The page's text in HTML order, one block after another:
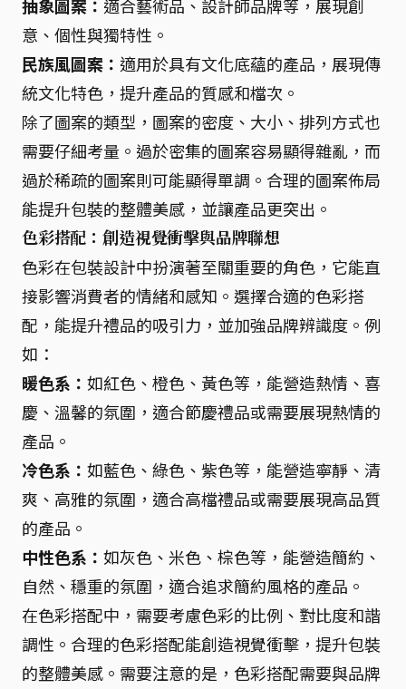
抽象圖案： 適合藝術品、設計師品牌等，展現創
意、個性與獨特性。
民族風圖案： 適用於具有文化底蘊的產品，展現傳
統文化特色，提升產品的質感和檔次。
除了圖案的類型，圖案的密度、大小、排列方式也
需要仔細考量。過於密集的圖案容易顯得雜亂，而
過於稀疏的圖案則可能顯得單調。合理的圖案佈局
能提升包裝的整體美感，並讓產品更突出。
色彩搭配：創造視覺衝擊與品牌聯想
色彩在包裝設計中扮演著至關重要的角色，它能直
接影響消費者的情緒和感知。選擇合適的色彩搭
配，能提升禮品的吸引力，並加強品牌辨識度。例
如：
暖色系： 如紅色、橙色、黃色等，能營造熱情、喜
慶、溫馨的氛圍，適合節慶禮品或需要展現熱情的
產品。
冷色系： 如藍色、綠色、紫色等，能營造寧靜、清
爽、高雅的氛圍，適合高檔禮品或需要展現高品質
的產品。
中性色系： 如灰色、米色、棕色等，能營造簡約、
自然、穩重的氛圍，適合追求簡約風格的產品。
在色彩搭配中，需要考慮色彩的比例、對比度和諧
調性。合理的色彩搭配能創造視覺衝擊，提升包裝
的整體美感。需要注意的是，色彩搭配需要與品牌